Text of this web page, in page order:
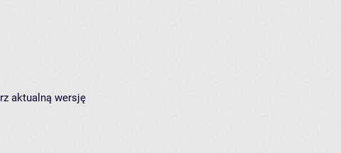
aktualną wersję